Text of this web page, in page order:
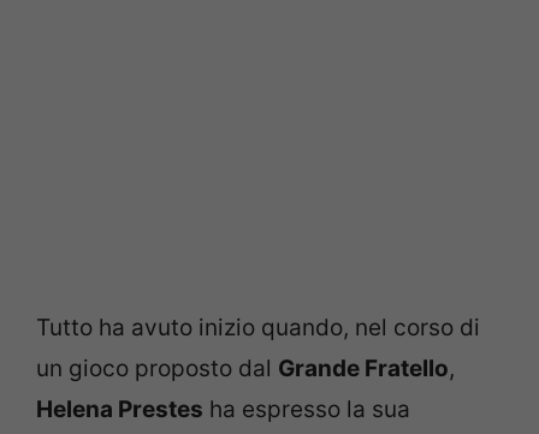
Tutto ha avuto inizio quando, nel corso di
un gioco proposto dal Grande Fratello,
Helena Prestes ha espresso la sua